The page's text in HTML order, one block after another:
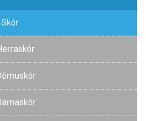
Skór